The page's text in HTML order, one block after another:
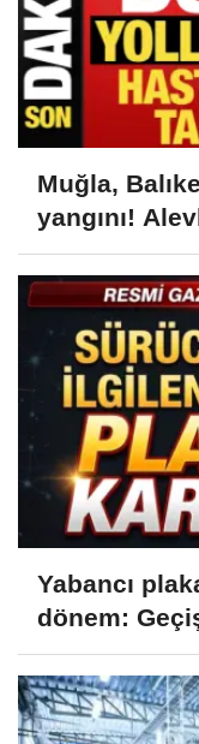
Muğla,
yangını!
Yabancı
dönem: